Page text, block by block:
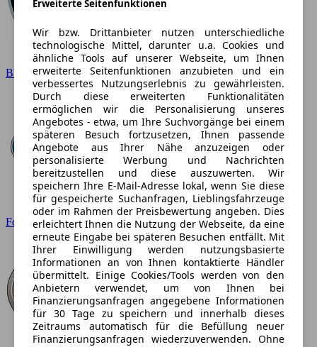
BMW
Ford
Erweiterte Seitenfunktionen
Wir bzw. Drittanbieter nutzen unterschiedliche
technologische Mittel, darunter u.a. Cookies und
ähnliche Tools auf unserer Webseite, um Ihnen
erweiterte Seitenfunktionen anzubieten und ein
verbessertes Nutzungserlebnis zu gewährleisten.
Durch diese erweiterten Funktionalitäten
ermöglichen wir die Personalisierung unseres
Angebotes - etwa, um Ihre Suchvorgänge bei einem
späteren Besuch fortzusetzen, Ihnen passende
Angebote aus Ihrer Nähe anzuzeigen oder
personalisierte Werbung und Nachrichten
bereitzustellen und diese auszuwerten. Wir
speichern Ihre E-Mail-Adresse lokal, wenn Sie diese
für gespeicherte Suchanfragen, Lieblingsfahrzeuge
oder im Rahmen der Preisbewertung angeben. Dies
erleichtert Ihnen die Nutzung der Webseite, da eine
erneute Eingabe bei späteren Besuchen entfällt. Mit
Ihrer Einwilligung werden nutzungsbasierte
Informationen an von Ihnen kontaktierte Händler
übermittelt. Einige Cookies/Tools werden von den
Anbietern verwendet, um von Ihnen bei
Finanzierungsanfragen angegebene Informationen
für 30 Tage zu speichern und innerhalb dieses
Zeitraums automatisch für die Befüllung neuer
Finanzierungsanfragen wiederzuverwenden. Ohne